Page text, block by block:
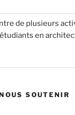
de plusieurs
en
SOUTENIR